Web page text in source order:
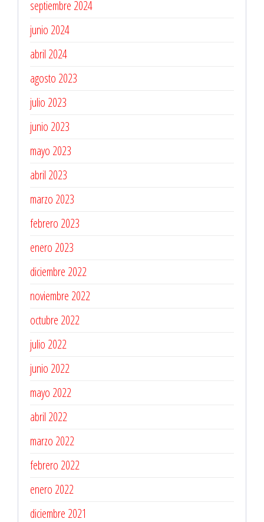
septiembre 2024
junio 2024
abril 2024
agosto 2023
julio 2023
junio 2023
mayo 2023
abril 2023
marzo 2023
febrero 2023
enero 2023
diciembre 2022
noviembre 2022
octubre 2022
julio 2022
junio 2022
mayo 2022
abril 2022
marzo 2022
febrero 2022
enero 2022
diciembre 2021